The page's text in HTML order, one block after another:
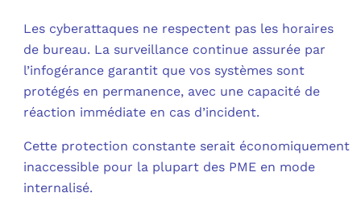
Les cyberattaques ne respectent pas les horaires
de bureau. La surveillance continue assurée par
l’infogérance garantit que vos systèmes sont
protégés en permanence, avec une capacité de
réaction immédiate en cas d’incident.
Cette protection constante serait économiquement
inaccessible pour la plupart des PME en mode
internalisé.